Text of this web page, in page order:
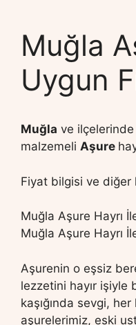
Muğla
Uygun
Muğla ve
malzemeli Aşure
Fiyat bilgisi ve diğer
Muğla Aşure Hayrı
Muğla Aşure Hayrı
Aşurenin o eşsiz
lezzetini hayır işiyle
kaşığında sevgi,
aşurelerimiz, eski